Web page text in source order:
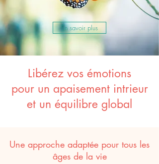
En savoir plus
Libérez vos émotions
pour un apaisement intrieur
et un équilibre global
Une approche adaptée pour tous les
âges de la vie